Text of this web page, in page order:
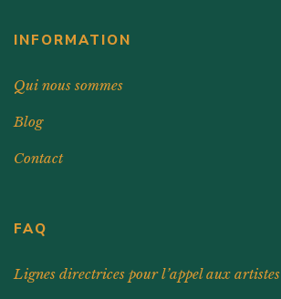
INFORMATION
Qui nous sommes
Blog
Contact
FAQ
Lignes directrices pour l’appel aux artistes